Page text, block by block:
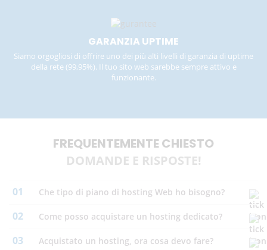
GARANZIA UPTIME
Siamo orgogliosi di offrire uno dei più alti livelli di garanzia di uptime
della rete (99,95%). Il tuo sito web sarebbe sempre attivo e
funzionante.
FREQUENTEMENTE CHIESTO
DOMANDE E RISPOSTE!
01 Che tipo di piano di hosting Web ho bisogno?
02 Come posso acquistare un hosting dedicato?
03 acquistato un hosting, ora cosa devo fare?